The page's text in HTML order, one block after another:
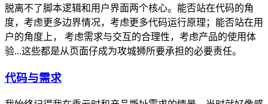
脱离不了脚本逻辑和用户界面两个核心。能否站在代码的角
度，考虑更多边界情况，考虑更多代码运行原理；能否站在用
户的角度上， 考虑需求与交互的合理性，考虑产品的使用体
验...这些都是从页面仔成为攻城狮所要承担的必要责任。
代码与需求